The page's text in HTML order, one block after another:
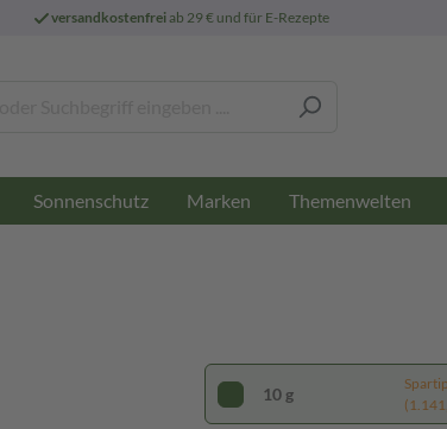
versandkostenfreiab 29 € und für E-Rezepte
Sonnenschutz Marken Themenwelten
10 g